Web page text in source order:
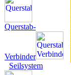
Querstab-
Verbinder
Seilsystem